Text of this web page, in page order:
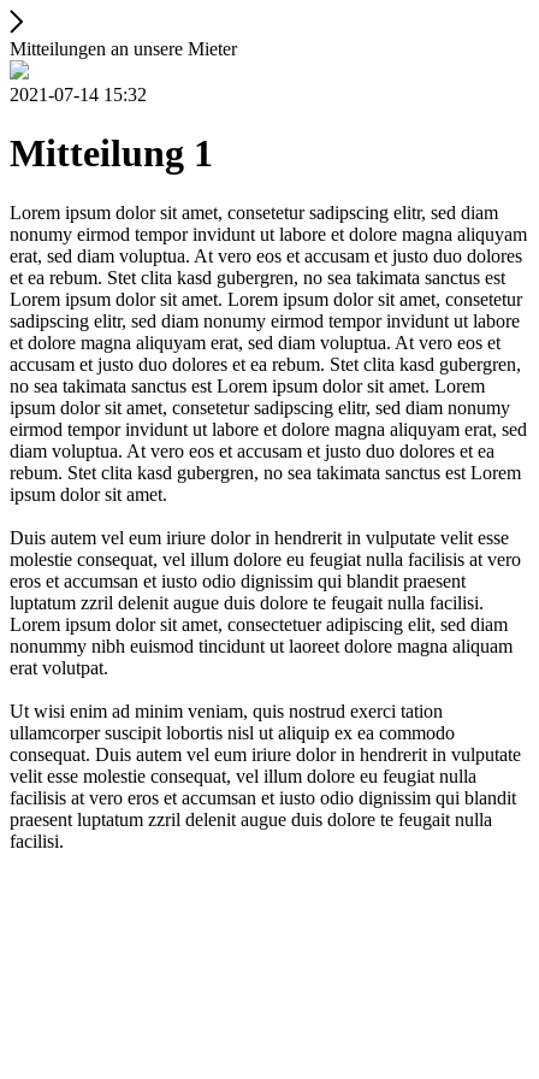
Mitteilungen an unsere Mieter
2021-07-14 15:32
Mitteilung 1
Lorem ipsum dolor sit amet, consetetur sadipscing elitr, sed diam
nonumy eirmod tempor invidunt ut labore et dolore magna aliquyam
erat, sed diam voluptua. At vero eos et accusam et justo duo dolores
et ea rebum. Stet clita kasd gubergren, no sea takimata sanctus est
Lorem ipsum dolor sit amet. Lorem ipsum dolor sit amet, consetetur
sadipscing elitr, sed diam nonumy eirmod tempor invidunt ut labore
et dolore magna aliquyam erat, sed diam voluptua. At vero eos et
accusam et justo duo dolores et ea rebum. Stet clita kasd gubergren,
no sea takimata sanctus est Lorem ipsum dolor sit amet. Lorem
ipsum dolor sit amet, consetetur sadipscing elitr, sed diam nonumy
eirmod tempor invidunt ut labore et dolore magna aliquyam erat, sed
diam voluptua. At vero eos et accusam et justo duo dolores et ea
rebum. Stet clita kasd gubergren, no sea takimata sanctus est Lorem
ipsum dolor sit amet.
Duis autem vel eum iriure dolor in hendrerit in vulputate velit esse
molestie consequat, vel illum dolore eu feugiat nulla facilisis at vero
eros et accumsan et iusto odio dignissim qui blandit praesent
luptatum zzril delenit augue duis dolore te feugait nulla facilisi.
Lorem ipsum dolor sit amet, consectetuer adipiscing elit, sed diam
nonummy nibh euismod tincidunt ut laoreet dolore magna aliquam
erat volutpat.
Ut wisi enim ad minim veniam, quis nostrud exerci tation
ullamcorper suscipit lobortis nisl ut aliquip ex ea commodo
consequat. Duis autem vel eum iriure dolor in hendrerit in vulputate
velit esse molestie consequat, vel illum dolore eu feugiat nulla
facilisis at vero eros et accumsan et iusto odio dignissim qui blandit
praesent luptatum zzril delenit augue duis dolore te feugait nulla
facilisi.